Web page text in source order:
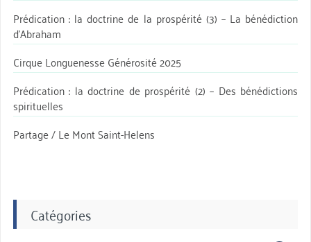
Prédication : la doctrine de la prospérité (3) – La bénédiction
d’Abraham
Cirque Longuenesse Générosité 2025
Prédication : la doctrine de prospérité (2) – Des bénédictions
spirituelles
Partage / Le Mont Saint-Helens
Catégories